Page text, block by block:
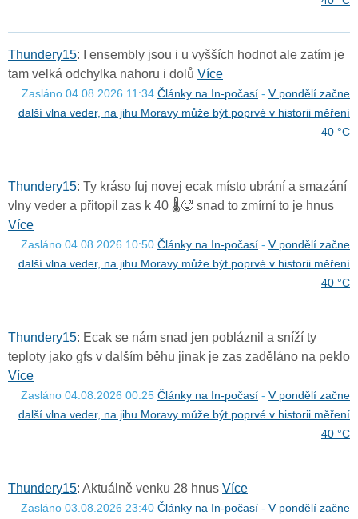
Thundery15: I ensembly jsou i u vyšších hodnot ale zatím je
tam velká odchylka nahoru i dolů Více
Zasláno 04.08.2026 11:34 Články na In-počasí - V pondělí začne
další vlna veder, na jihu Moravy může být poprvé v historii měření
40 °C
Thundery15: Ty kráso fuj novej ecak místo ubrání a smazání
vlny veder a přitopil zas k 40 🌡️🥵 snad to zmírní to je hnus
Více
Zasláno 04.08.2026 10:50 Články na In-počasí - V pondělí začne
další vlna veder, na jihu Moravy může být poprvé v historii měření
40 °C
Thundery15: Ecak se nám snad jen pobláznil a sníží ty
teploty jako gfs v dalším běhu jinak je zas zaděláno na peklo
Více
Zasláno 04.08.2026 00:25 Články na In-počasí - V pondělí začne
další vlna veder, na jihu Moravy může být poprvé v historii měření
40 °C
Thundery15: Aktuálně venku 28 hnus Více
Zasláno 03.08.2026 23:40 Články na In-počasí - V pondělí začne